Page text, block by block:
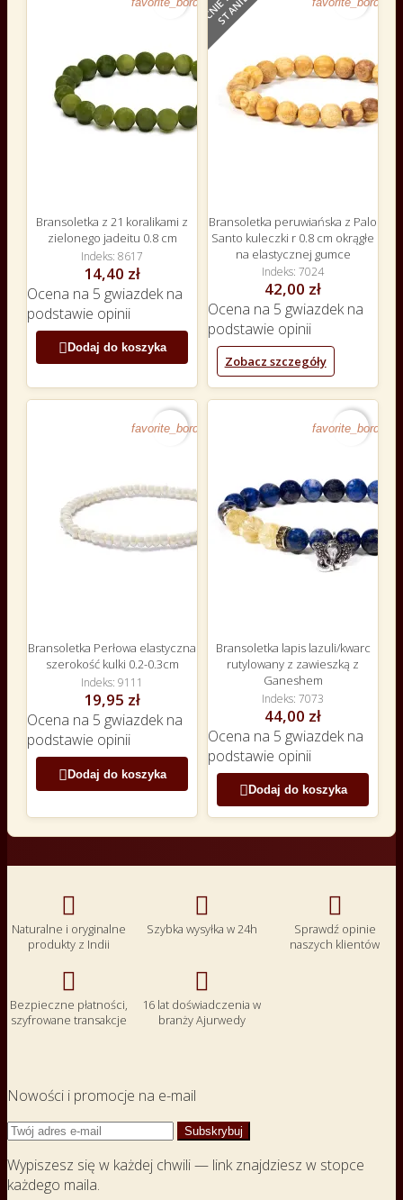
Bransoletka z 21 koralikami z
zielonego jadeitu 0.8 cm
Indeks 8617
14,40 zł
Ocena na 5 gwiazdek na
podstawie opinii
 Dodaj do koszyka
E
Bransoletka peruwiańska z Palo
Santo kuleczki r 0.8 cm okrągłe
na elastycznej gumce
Indeks 7024
42,00 zł
Ocena na 5 gwiazdek na
podstawie opinii
Zobacz szczegóły
favorite_border
Bransoletka Perłowa elastyczna
szerokość kulki 0.2-0.3cm
Indeks 9111
19,95 zł
Ocena na 5 gwiazdek na
podstawie opinii
Dodaj do koszyka
favorite_border
Bransoletka lapis lazuli/kwarc
rutylowany z zawieszką z
Ganeshem
Indeks 7073
44,00 zł
Ocena na 5 gwiazdek na
podstawie opinii
 Dodaj do koszyka

Naturalne i oryginalne
produkty z Indii

Szybka wysyłka w 24h

Sprawdź opinie
naszych klientów

Bezpieczne płatności,
szyfrowane transakcje

16 lat doświadczenia w
branży Ajurwedy
Nowości i promocje na e-mail
Wypiszesz się w każdej chwili — link znajdziesz w stopce
każdego maila.